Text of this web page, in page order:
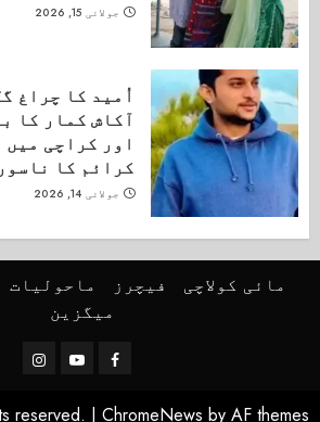
جولائی 15, 2026
اُمید کا چراغ
آکاش کمار کا
اور کراچی
کرائم کا ناسور
جولائی 14, 2026
مائی کولاچی فیچرز ماحولیات
میگزین
Facebook
Youtube
reserved. | ChromeNews by AF themes.